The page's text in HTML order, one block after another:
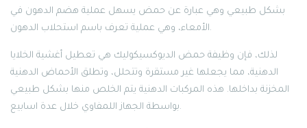
بشكل طبيعي وهي عبارة عن حمض يسهل عملية هضم الدهون في
الأمعاء، وهي عملية تعرف باسم استحلاب الدهون.
لذلك، فإن وظيفة حمض الديوكسيكوليك هي تعطيل أغشية الخلايا
الدهنية، مما يجعلها غير مستقرة وتتحلل، وتطلق الأحماض الدهنية
المخزنة بداخلها. هذه المركبات الدهنية يتم الخلص منها بشكل طبيعي
بواسطة الجهاز اللمفاوي خلال عدة اسابيع.